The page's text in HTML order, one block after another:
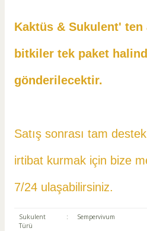
Kaktüs & Sukulent' ten
bitkiler tek paket
gönderilecektir.
Satış sonrası tam
irtibat kurmak için bize
7/24 ulaşabilirsiniz.
Sukulent
Türü
: Sempervivum